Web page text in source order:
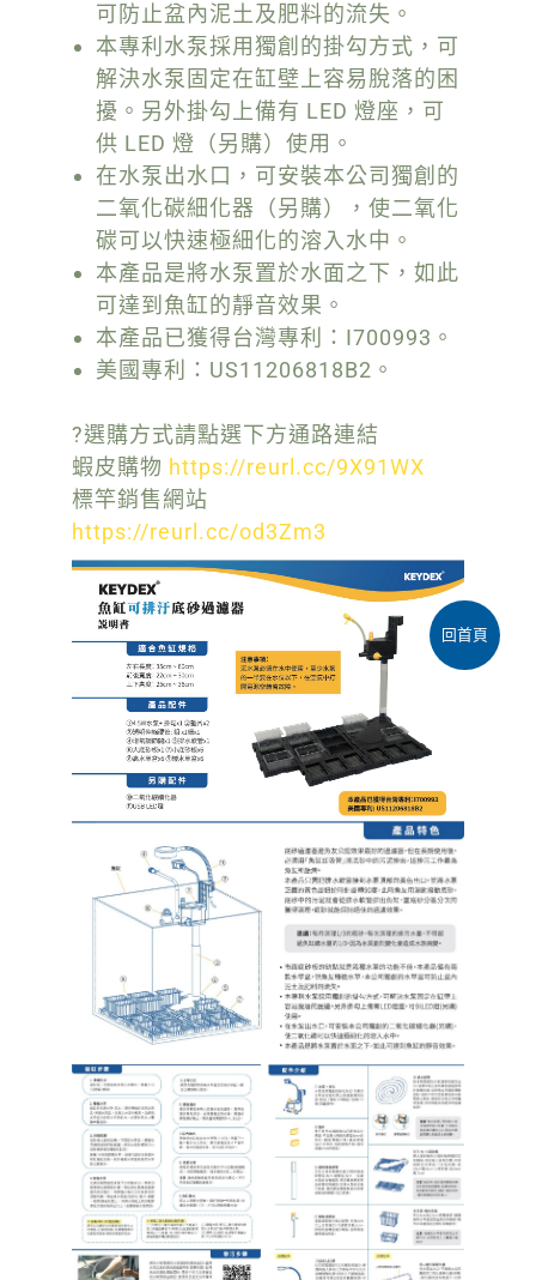
可防止盆內泥土及肥料的流失。
本專利水泵採用獨創的掛勾方式，可
解決水泵固定在缸壁上容易脫落的困
擾。另外掛勾上備有 LED 燈座，可
供 LED 燈（另購）使用。
在水泵出水口，可安裝本公司獨創的
二氧化碳細化器（另購），使二氧化
碳可以快速極細化的溶入水中。
本產品是將水泵置於水面之下，如此
可達到魚缸的靜音效果。
本產品已獲得台灣專利：I700993。
美國專利：US11206818B2。
?選購方式請點選下方通路連結
蝦皮購物 https://reurl.cc/9X91WX
標竿銷售網站
https://reurl.cc/od3Zm3
回首頁